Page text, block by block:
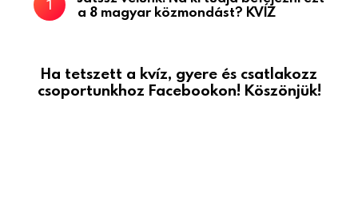
a 8 magyar közmondást? KVÍZ
Ha tetszett a kvíz, gyere és csatlakozz
csoportunkhoz Facebookon! Köszönjük!